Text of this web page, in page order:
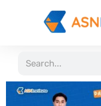
Search